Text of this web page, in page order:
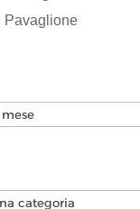
Pavaglione